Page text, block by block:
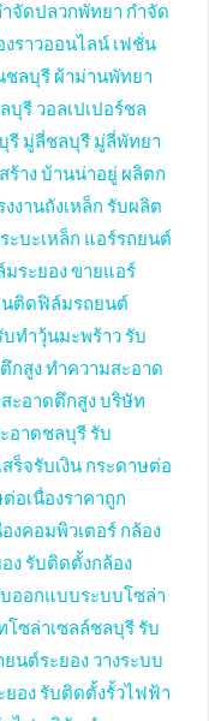
จัดปลวกพัทยา กำจัด
งราวออนไลน์ เฟชั่น
ชลบุรี ผ้าม่านพัทยา
บุรี วอลเปเปอร์ชล
รี มู่ลี่ชลบุรี มู่ลี่พัทยา
ร้าง บ้านน่าอยู่ ผลิตก
งงานถังเหล็ก รับผลิต
ะบะเหล็ก แอร์รถยนต์
ระยองขายแอร์
นติดฟิล์มรถยนต์
บทำวุ้นมะพร้าว รับ
กสูงทำความสะอาด
ะอาดตึกสูงบริษัท
อาดชลบุรี รับ
ร็จรับเงิน กระดาษต่อ
อเนื่องราคาถูก
งคอมพิวเตอร์ กล้อง
ง รับติดตั้งกล้อง
ออกแบบระบบโซล่า
โซล่าเซลล์ชลบุรี รับ
ยนต์ระยอง วางระบบ
ยอง รับติดตั้งรั้วไฟฟ้า